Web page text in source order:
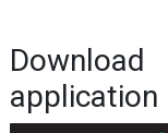
Download
application